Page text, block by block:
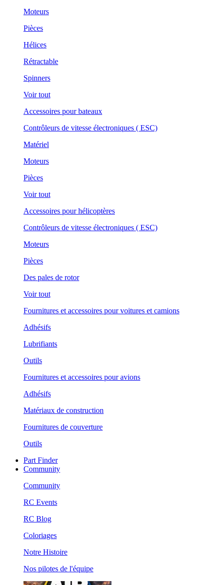
Moteurs
Pièces
Hélices
Rétractable
Spinners
Voir tout
Accessoires pour bateaux
Contrôleurs de vitesse électroniques ( ESC)
Matériel
Moteurs
Pièces
Voir tout
Accessoires pour hélicoptères
Contrôleurs de vitesse électroniques ( ESC)
Moteurs
Pièces
Des pales de rotor
Voir tout
Fournitures et accessoires pour voitures et camions
Adhésifs
Lubrifiants
Outils
Fournitures et accessoires pour avions
Adhésifs
Matériaux de construction
Fournitures de couverture
Outils
Part Finder
Community
Community
RC Events
RC Blog
Coloriages
Notre Histoire
Nos pilotes de l'équipe